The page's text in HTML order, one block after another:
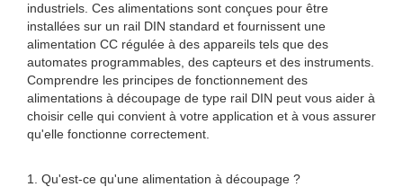
industriels. Ces alimentations sont conçues pour être
installées sur un rail DIN standard et fournissent une
alimentation CC régulée à des appareils tels que des
automates programmables, des capteurs et des instruments.
Comprendre les principes de fonctionnement des
alimentations à découpage de type rail DIN peut vous aider à
choisir celle qui convient à votre application et à vous assurer
qu'elle fonctionne correctement.
1. Qu'est-ce qu'une alimentation à découpage ?